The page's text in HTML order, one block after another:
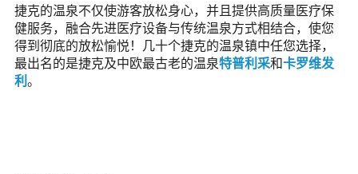
捷克的温泉不仅使游客放松身心，并且提供高质量医疗保
健服务，融合先进医疗设备与传统温泉方式相结合，使您
得到彻底的放松愉悦！几十个捷克的温泉镇中任您选择，
最出名的是捷克及中欧最古老的温泉特普利采和卡罗维发
利 。